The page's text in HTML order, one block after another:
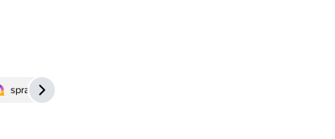
spravochnick.ru